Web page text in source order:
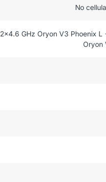
No
2x4.6 GHz Oryon V3 Phoenix L
Oryon